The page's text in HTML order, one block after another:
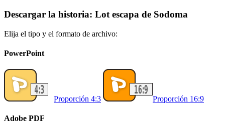
Descargar la historia: Lot escapa de Sodoma
Elija el tipo y el formato de archivo:
PowerPoint
Proporción 4:3 Proporción 16:9
Adobe PDF